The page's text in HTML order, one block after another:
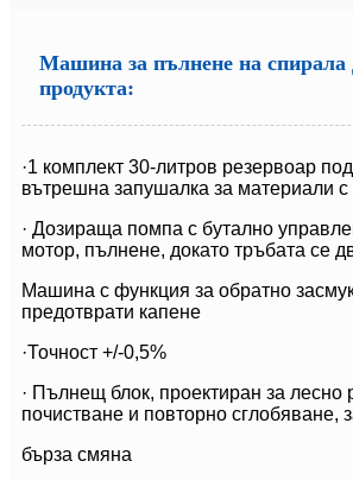
Машина за пълнене на спирала
продукта:
·1 комплект 30-литров резервоар
вътрешна запушалка за материали с
· Дозираща помпа с бутално
мотор, пълнене, докато тръбата се
Машина с функция за обратно
предотврати капене
·Точност +/-0,5%
· Пълнещ блок, проектиран за лесно
почистване и повторно сглобяване,
бърза смяна